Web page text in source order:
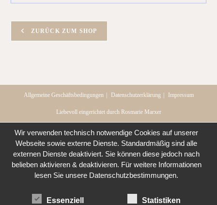
ZURÜCK ZUM SHOP
Allgemeine Geschäftsbedingungen Datenschutzerklärung Impressum
Liebevoll eingerichtet durch Rosmarie Marxer
Wir verwenden technisch notwendige Cookies auf unserer
Webseite sowie externe Dienste. Standardmäßig sind alle
externen Dienste deaktiviert. Sie können diese jedoch nach
belieben aktivieren & deaktivieren. Für weitere Informationen
lesen Sie unsere Datenschutzbestimmungen.
Essenziell Statistiken